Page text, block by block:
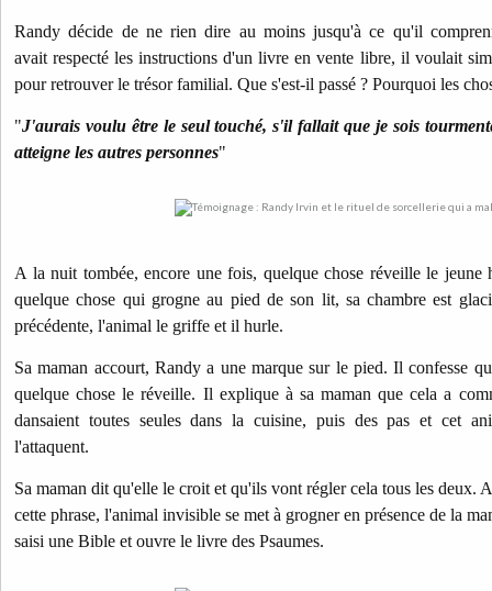
Randy décide de ne rien dire au moins jusqu'à ce qu'il
avait respecté les instructions d'un livre en vente libre, il voulait
pour retrouver le trésor familial. Que s'est-il passé ? Pourquoi les
"J'aurais voulu être le seul touché, s'il fallait que je sois
atteigne les autres personnes"
A la nuit tombée, encore une fois, quelque chose réveille le jeune
quelque chose qui grogne au pied de son lit, sa chambre est
précédente, l'animal le griffe et il hurle.
Sa maman accourt, Randy a une marque sur le pied. Il confesse
quelque chose le réveille. Il explique à sa maman que cela a
dansaient toutes seules dans la cuisine, puis des pas et cet
l'attaquent.
Sa maman dit qu'elle le croit et qu'ils vont régler cela tous les deux.
cette phrase, l'animal invisible se met à grogner en présence de la
saisi une Bible et ouvre le livre des Psaumes.